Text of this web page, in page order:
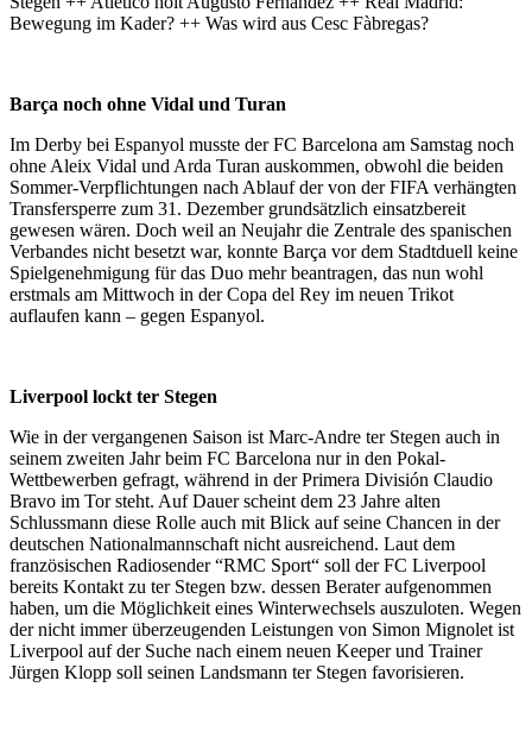
Bewegung im Kader? ++ Was wird aus Cesc Fàbregas?
Barça noch ohne Vidal und Turan
Im Derby bei Espanyol musste der FC Barcelona am Samstag noch
ohne Aleix Vidal und Arda Turan auskommen, obwohl die beiden
Sommer-Verpflichtungen nach Ablauf der von der FIFA verhängten
Transfersperre zum 31. Dezember grundsätzlich einsatzbereit
gewesen wären. Doch weil an Neujahr die Zentrale des spanischen
Verbandes nicht besetzt war, konnte Barça vor dem Stadtduell keine
Spielgenehmigung für das Duo mehr beantragen, das nun wohl
erstmals am Mittwoch in der Copa del Rey im neuen Trikot
auflaufen kann – gegen Espanyol.
Liverpool lockt ter Stegen
Wie in der vergangenen Saison ist Marc-Andre ter Stegen auch in
seinem zweiten Jahr beim FC Barcelona nur in den Pokal-
Wettbewerben gefragt, während in der Primera División Claudio
Bravo im Tor steht. Auf Dauer scheint dem 23 Jahre alten
Schlussmann diese Rolle auch mit Blick auf seine Chancen in der
deutschen Nationalmannschaft nicht ausreichend. Laut dem
französischen Radiosender “RMC Sport“ soll der FC Liverpool
bereits Kontakt zu ter Stegen bzw. dessen Berater aufgenommen
haben, um die Möglichkeit eines Winterwechsels auszuloten. Wegen
der nicht immer überzeugenden Leistungen von Simon Mignolet ist
Liverpool auf der Suche nach einem neuen Keeper und Trainer
Jürgen Klopp soll seinen Landsmann ter Stegen favorisieren.